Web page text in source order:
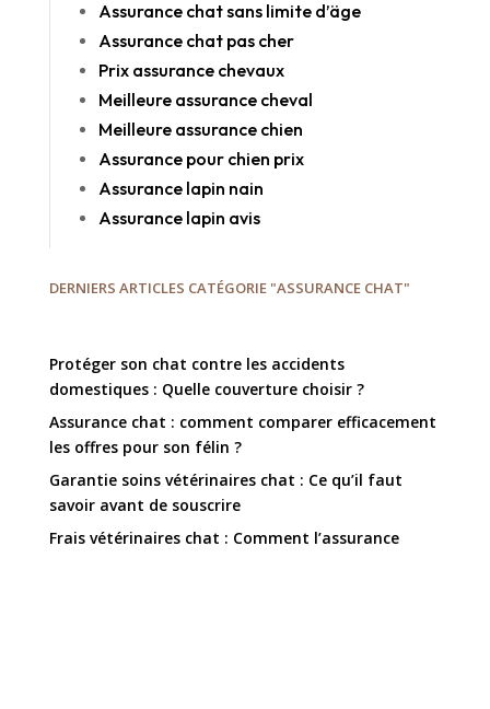
Assurance chat sans limite d’äge
Assurance chat pas cher
Prix assurance chevaux
Meilleure assurance cheval
Meilleure assurance chien
Assurance pour chien prix
Assurance lapin nain
Assurance lapin avis
DERNIERS ARTICLES CATÉGORIE "ASSURANCE CHAT"
Protéger son chat contre les accidents
domestiques : Quelle couverture choisir ?
Assurance chat : comment comparer efficacement
les offres pour son félin ?
Garantie soins vétérinaires chat : Ce qu’il faut
savoir avant de souscrire
Frais vétérinaires chat : Comment l’assurance